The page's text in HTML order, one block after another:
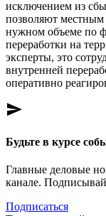
исключением из
позволяют местным
нужном объеме по
переработки на
эксперты, это
внутренней
оперативно
send
Будьте в курсе
Главные деловые
канале.
Подписаться